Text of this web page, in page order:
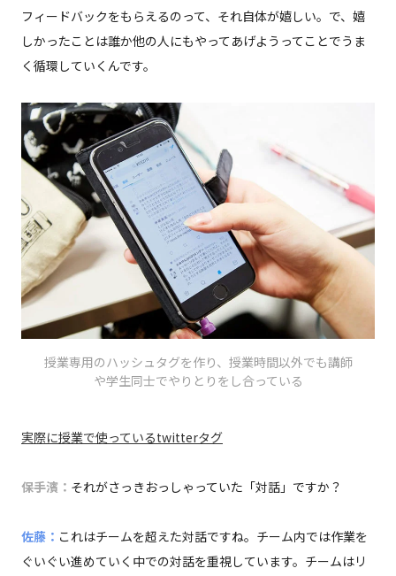
フィードバックをもらえるのって、それ自体が嬉しい。で、嬉
しかったことは誰か他の人にもやってあげようってことでうま
く循環していくんです。
授業専用のハッシュタグを作り、授業時間以外でも講師
や学生同士でやりとりをし合っている
実際に授業で使っているtwitterタグ
保手濱： それがさっきおっしゃっていた「対話」ですか？
佐藤： これはチームを超えた対話ですね。チーム内では作業を
ぐいぐい進めていく中での対話を重視しています。チームはリ